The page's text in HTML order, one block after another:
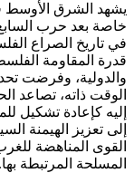
يشهد الشرق الأوسط
في تاريخ الصراع
قدرة المقاومة
والدولية، وفرضت
الوقت ذاته، تصاعد
إليه كإعادة تشكيل
إلى تعزيز الهيمنة
القوى المناهضة
المسلحة المرتبطة بها.